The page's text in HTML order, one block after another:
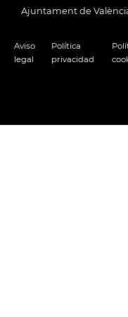
Ajuntament de
Aviso
legal
Política
privacidad